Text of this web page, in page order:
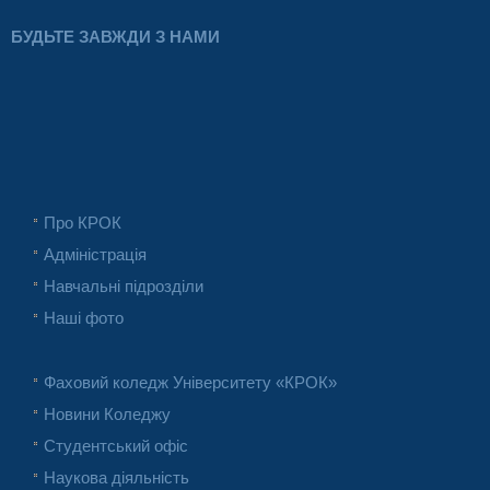
БУДЬТЕ ЗАВЖДИ З НАМИ
Про КРОК
Адміністрація
Навчальні підрозділи
Наші фото
Фаховий коледж Університету «КРОК»
Новини Коледжу
Студентський офіс
Наукова діяльність